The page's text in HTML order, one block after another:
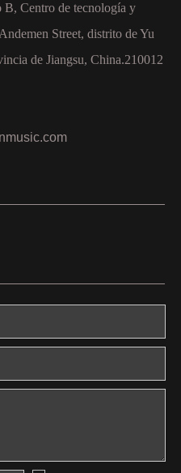
Centro de tecnología y
Street, distrito de Yu
de Jiangsu, China.210012